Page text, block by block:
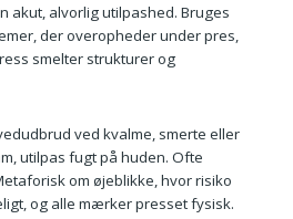
akut, alvorlig utilpashed. Bruges
der overopheder under pres,
smelter strukturer og
ved kvalme, smerte eller
utilpas fugt på huden. Ofte
om øjeblikke, hvor risiko
og alle mærker presset fysisk.